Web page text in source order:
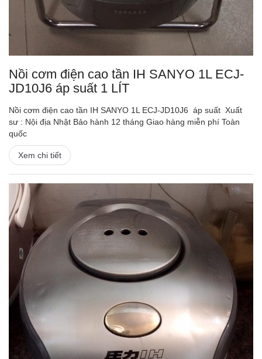
Nồi cơm điện cao tần IH SANYO 1L ECJ-
JD10J6 áp suất 1 LÍT
Nồi cơm điện cao tần IH SANYO 1L ECJ-JD10J6 áp suất Xuất
sư : Nội địa Nhật Bảo hành 12 tháng Giao hàng miễn phí Toàn
quốc
Xem chi tiết